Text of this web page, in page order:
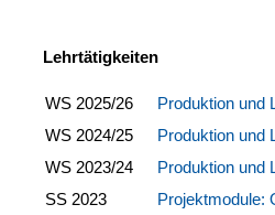
Lehrtätigkeiten
WS 2025/26
Produktion und
WS 2024/25
Produktion und
WS 2023/24
Produktion und
SS 2023
Projektmodule: